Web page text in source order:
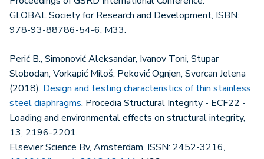
GLOBAL Society for Research and Development, ISBN:
978-93-88786-54-6, M33.
Perić B., Simonović Aleksandar, Ivanov Toni, Stupar
Slobodan, Vorkapić Miloš, Peković Ognjen, Svorcan Jelena
(2018). Design and testing characteristics of thin stainless
steel diaphragms, Procedia Structural Integrity - ECF22 -
Loading and environmental effects on structural integrity,
13, 2196-2201.
Elsevier Science Bv, Amsterdam, ISSN: 2452-3216,